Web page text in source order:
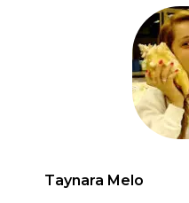
Taynara Melo